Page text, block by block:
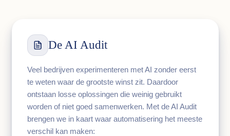
De AI Audit
Veel bedrijven experimenteren met AI zonder eerst
te weten waar de grootste winst zit. Daardoor
ontstaan losse oplossingen die weinig gebruikt
worden of niet goed samenwerken. Met de AI Audit
brengen we in kaart waar automatisering het meeste
verschil kan maken: